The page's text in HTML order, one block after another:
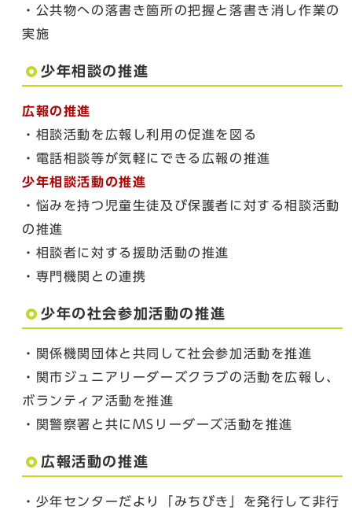
・公共物への落書き箇所の把握と落書き消し作業の
実施
少年相談の推進
広報の推進
・相談活動を広報し利用の促進を図る
・電話相談等が気軽にできる広報の推進
少年相談活動の推進
・悩みを持つ児童生徒及び保護者に対する相談活動
の推進
・相談者に対する援助活動の推進
・専門機関との連携
少年の社会参加活動の推進
・関係機関団体と共同して社会参加活動を推進
・関市ジュニアリーダーズクラブの活動を広報し、
ボランティア活動を推進
・関警察署と共にMSリーダーズ活動を推進
広報活動の推進
・少年センターだより「みちびき」を発行して非行